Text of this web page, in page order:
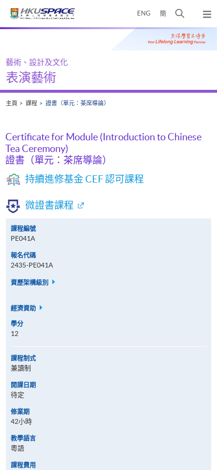
ENG 簡
開
搜
尋
彈
出
主
Main
藝術、設計及文化
表演藝術
主頁 課程 證書（單元：茶席導論）
Certificate for Module (Introduction to Chinese
Tea Ceremony)
證書（單元：茶席導論）
持續進修基金 CEF 認可課程
微證書課程
課程編號
PE041A
報名代碼
2435-PE041A
資歷架構級別
經濟資助
學分
12
課程制式
兼讀制
開課日期
待定
修業期
42小時
教學語言
粵語
課程費用